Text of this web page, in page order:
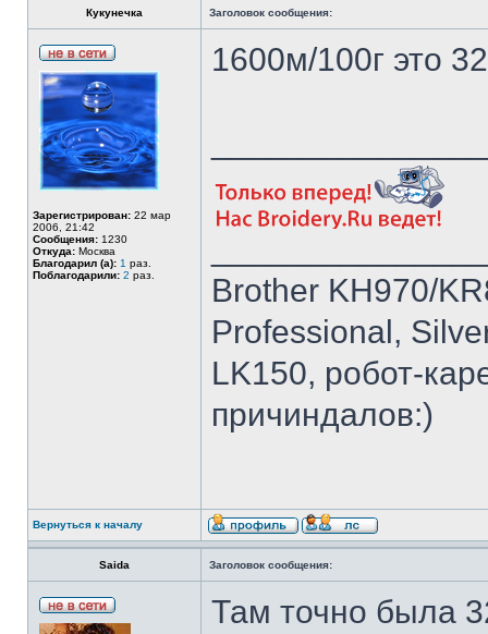
Кукунечка Заголовок сообщения:
Зарегистрирован: 22 мар
2006, 21:42
Сообщения: 1230
Откуда: Москва
Благодарил (а): 1 раз.
Поблагодарили: 2 раз.
1600м/100г это
Brother KH970/
Professional,
LK150, робот-
причиндалов:)
Вернуться к началу
Saida Заголовок сообщения:
Там точно была